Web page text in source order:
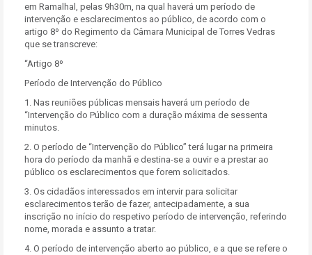
em Ramalhal, pelas 9h30m, na qual haverá um período de
intervenção e esclarecimentos ao público, de acordo com o
artigo 8º do Regimento da Câmara Municipal de Torres Vedras
que se transcreve:
“Artigo 8º
Período de Intervenção do Público
1. Nas reuniões públicas mensais haverá um período de
“Intervenção do Público com a duração máxima de sessenta
minutos.
2. O período de “Intervenção do Público” terá lugar na primeira
hora do período da manhã e destina-se a ouvir e a prestar ao
público os esclarecimentos que forem solicitados.
3. Os cidadãos interessados em intervir para solicitar
esclarecimentos terão de fazer, antecipadamente, a sua
inscrição no início do respetivo período de intervenção, referindo
nome, morada e assunto a tratar.
4. O período de intervenção aberto ao público, e a que se refere o